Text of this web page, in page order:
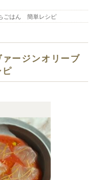
ごはん 簡単レシピ
ァージンオリーブ
ピ